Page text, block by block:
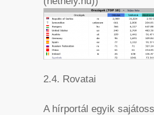
2.4. Rovatai
A hírportál egyik